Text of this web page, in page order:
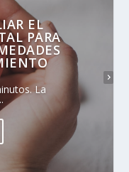
EL
PARA
La